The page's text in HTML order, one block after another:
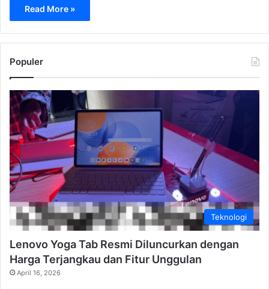
Read More »
Populer
Teknologi
Lenovo Yoga Tab Resmi Diluncurkan dengan
Harga Terjangkau dan Fitur Unggulan
April 16, 2026